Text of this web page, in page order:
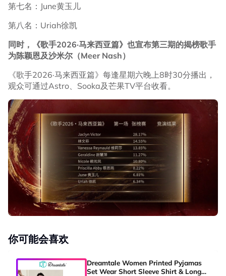
第七名：June黄玉儿
第八名：Uriah徐凯
同时，《歌手2026·马来西亚篇》也宣布第三期的揭榜歌手
为陈颖恩及沙米尔（Meer Nash）
《歌手2026·马来西亚篇》每逢星期六晚上8时30分播出，
观众可通过Astro、Sooka及芒果TV平台收看。
你可能会喜欢
Dreamtale Women Printed Pyjamas
Set Wear Short Sleeve Shirt & Long